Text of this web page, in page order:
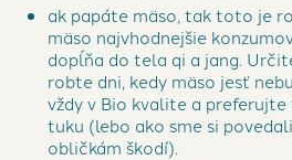
ak papáte mäso, tak toto je
mäso najvhodnejšie
dopĺňa do tela qi a jang.
robte dni, kedy mäso jesť
vždy v Bio kvalite a
tuku (lebo ako sme si
obličkám škodí).